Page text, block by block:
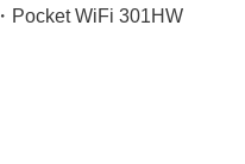
・Pocket WiFi 301HW